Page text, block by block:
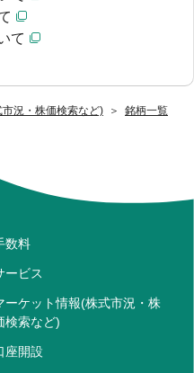
況・株価検索など)
銘柄一覧
て
数料
ービス
ーケット情報(株式市況・株
検索など)
座開設